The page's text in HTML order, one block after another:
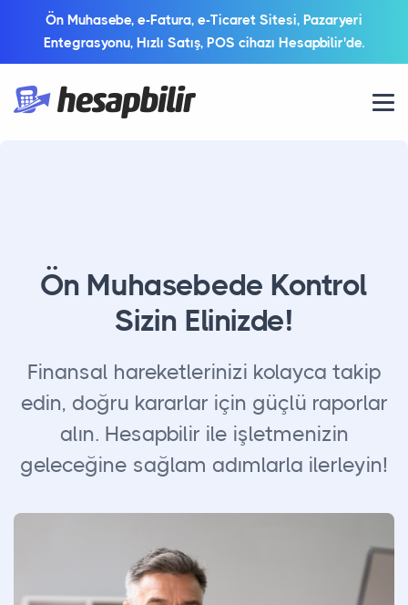
Ön Muhasebe, e-Fatura, e-Ticaret Sitesi, Pazaryeri
Entegrasyonu, Hızlı Satış, POS cihazı Hesapbilir'de.
Ön Muhasebede Kontrol
Sizin Elinizde!
Finansal hareketlerinizi kolayca takip
edin, doğru kararlar için güçlü raporlar
alın. Hesapbilir ile işletmenizin
geleceğine sağlam adımlarla ilerleyin!